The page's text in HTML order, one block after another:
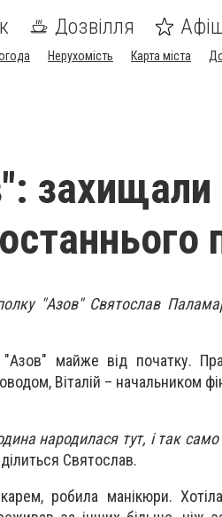
Дозвілля
Нерухомість Карта міста
захищали
"Азов" Святослав
майже від початку.
Віталій – начальником
народилася тут, і так
ділиться Святослав.
робила манікюри.